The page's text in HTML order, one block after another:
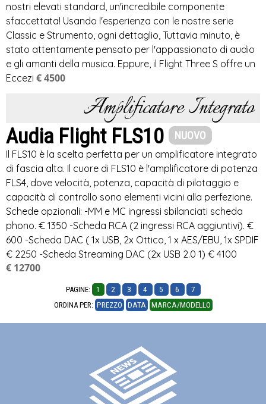
nostri elevati standard, un'incredibile componente
sfaccettata! Usando l'esperienza con le nostre serie
Classic e Strumento, ogni dettaglio, Tuttavia minuto, è
stato attentamente pensato per l'appassionato di audio
e gli amanti della musica. Eppure, il Flight Three S offre un
Eccezi € 4500
Amplificatore Integrato
Audia Flight FLS10 NUOVO
Il FLS10 è la scelta perfetta per un amplificatore integrato
di fascia alta. Il cuore di FLS10 è l'amplificatore di potenza
FLS4, dove velocità, potenza, capacità di pilotaggio e
capacità di controllo sono elementi vicini alla perfezione.
Schede opzionali: -MM e MC ingressi sbilanciati scheda
phono. € 1350 -Scheda RCA (2 ingressi RCA aggiuntivi). €
600 -Scheda DAC ( 1x USB, 2x Ottico, 1 x AES/EBU, 1x SPDIF
€ 2250 -Scheda Streaming DAC (2x USB 2.0 1) € 4100
€ 12700
PAGINE: 1 2 3 4 5 6
7
ORDINA PER: PREZZO DATA MARCA/MODELLO